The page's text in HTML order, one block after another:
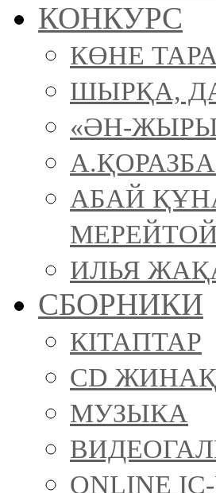
КОНКУРС
КӨНЕ
ШЫРҚА,
«ӘН-
АБАЙ
ИЛЬЯ
СБОРНИКИ
КІТАПТАР
CD ЖИНАҚ
МУЗЫКА
ONLINE